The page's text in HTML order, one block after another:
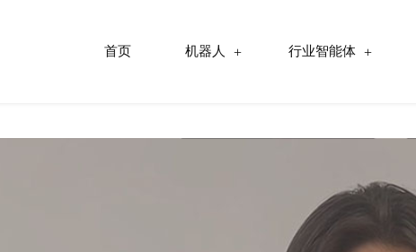
首页 机器人 行业智能体